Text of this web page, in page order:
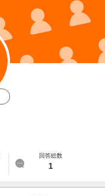
回答総数
1